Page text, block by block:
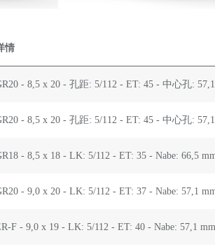
情
- 8,5 x 20 - 孔距: 5/112 - ET: 45 - 中心孔:
- 8,5 x 20 - 孔距: 5/112 - ET: 45 - 中心孔:
- 8,5 x 18 - LK: 5/112 - ET: 35 - Nabe: 66,5
- 9,0 x 20 - LK: 5/112 - ET: 37 - Nabe: 57,1
F - 9,0 x 19 - LK: 5/112 - ET: 40 - Nabe: 57,1